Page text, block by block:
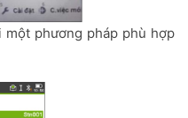
một phương pháp phù hợp